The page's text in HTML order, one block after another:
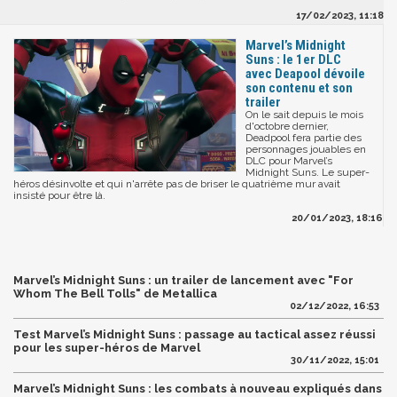
17/02/2023, 11:18
Marvel’s Midnight
Suns : le 1er DLC
avec Deapool dévoile
son contenu et son
trailer
On le sait depuis le mois
d'octobre dernier,
Deadpool fera partie des
personnages jouables en
DLC pour Marvel’s
Midnight Suns. Le super-
héros désinvolte et qui n'arrête pas de briser le quatrième mur avait
insisté pour être là.
20/01/2023, 18:16
Marvel’s Midnight Suns : un trailer de lancement avec "For
Whom The Bell Tolls" de Metallica
02/12/2022, 16:53
Test Marvel’s Midnight Suns : passage au tactical assez réussi
pour les super-héros de Marvel
30/11/2022, 15:01
Marvel’s Midnight Suns : les combats à nouveau expliqués dans